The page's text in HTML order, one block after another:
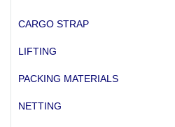
CARGO STRAP
LIFTING
PACKING MATERIALS
NETTING